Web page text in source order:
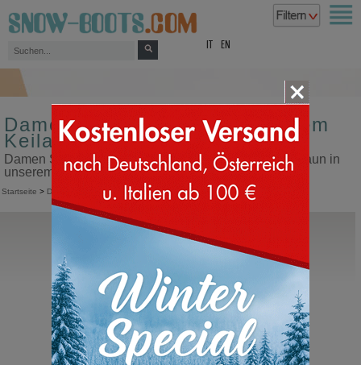
EN
Damen Sneaker mit verstecktem
Keilabsatz Farbe braun
Damen Sneaker mit verstecktem Keilabsatz Farbe braun in
unserem Snow Boots Online Shop kaufen
Startseite > Damen Sneakers Mit verstecktem Keilabsatz
INUIKII
Teddy Platform